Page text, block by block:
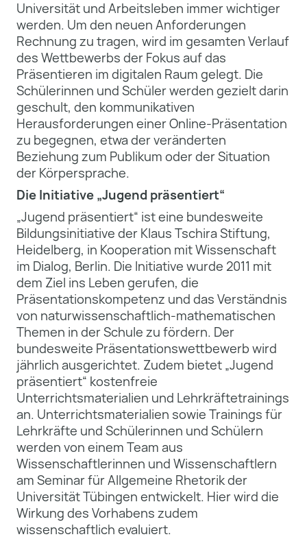
Universität und Arbeitsleben immer wichtiger
werden. Um den neuen Anforderungen
Rechnung zu tragen, wird im gesamten Verlauf
des Wettbewerbs der Fokus auf das
Präsentieren im digitalen Raum gelegt. Die
Schülerinnen und Schüler werden gezielt darin
geschult, den kommunikativen
Herausforderungen einer Online-Präsentation
zu begegnen, etwa der veränderten
Beziehung zum Publikum oder der Situation
der Körpersprache.
Die Initiative „Jugend präsentiert“
„Jugend präsentiert“ ist eine bundesweite
Bildungsinitiative der Klaus Tschira Stiftung,
Heidelberg, in Kooperation mit Wissenschaft
im Dialog, Berlin. Die Initiative wurde 2011 mit
dem Ziel ins Leben gerufen, die
Präsentationskompetenz und das Verständnis
von naturwissenschaftlich-mathematischen
Themen in der Schule zu fördern. Der
bundesweite Präsentationswettbewerb wird
jährlich ausgerichtet. Zudem bietet „Jugend
präsentiert“ kostenfreie
Unterrichtsmaterialien und Lehrkräftetrainings
an. Unterrichtsmaterialien sowie Trainings für
Lehrkräfte und Schülerinnen und Schülern
werden von einem Team aus
Wissenschaftlerinnen und Wissenschaftlern
am Seminar für Allgemeine Rhetorik der
Universität Tübingen entwickelt. Hier wird die
Wirkung des Vorhabens zudem
wissenschaftlich evaluiert.